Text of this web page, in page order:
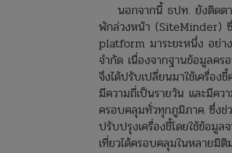
นอกจากนี้ ธปท. ยังติดตาม
พักล่วงหน้า (SiteMinder)
platform มาระยะหนึ่ง อย่า
จำกัด เนื่องจากฐานข้อมูลค
จึงได้ปรับเปลี่ยนมาใช้เครื่อ
มีความถี่เป็นรายวัน และมีคว
ครอบคลุมทั่วทุกภูมิภาค ซึ่งช่
ปรับปรุงเครื่องชี้โดยใช้ข้อมู
เที่ยวได้ครอบคลุมในหลายมิติ